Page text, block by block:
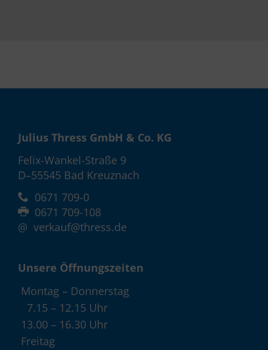
Julius Thress GmbH & Co. KG
Felix-Wankel-Straße 9
D–55545 Bad Kreuznach
0671 709-0
0671 709-108
@ verkauf@thress.de
Unsere Öffnungszeiten
Montag – Donnerstag
7.15 – 12.15 Uhr
13.00 – 16.30 Uhr
Freitag